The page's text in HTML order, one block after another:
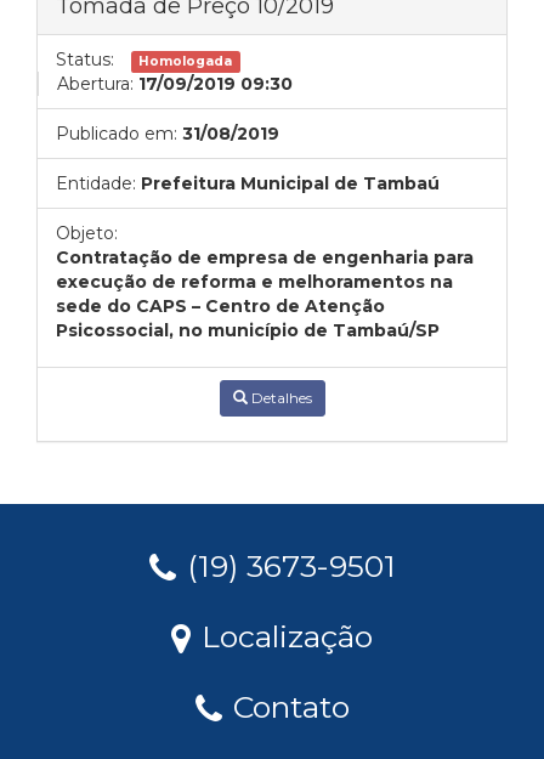
Status: Homologada
Abertura: 17/09/2019 09:30
Publicado em: 31/08/2019
Entidade: Prefeitura Municipal de Tambaú
Objeto:
Contratação de empresa de engenharia para
execução de reforma e melhoramentos na
sede do CAPS – Centro de Atenção
Psicossocial, no município de Tambaú/SP
Detalhes
(19) 3673-9501
Localização
Contato